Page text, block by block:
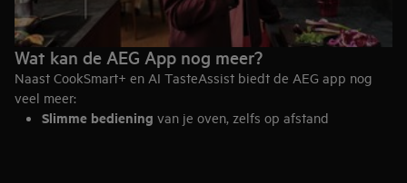
Energiebesparende instellingen zoals Eco Preheat en
restwarmte
Ondersteuning voor gezonde, plantaardige gerechten
Geïntegreerde tips voor energiezuinig koken
CookSmart Touch+ biedt precisie, eenvoud en innovatie in één
display.
Wat kan de AEG App nog meer?
Naast CookSmart+ en AI TasteAssist biedt de AEG app nog
veel meer:
Slimme bediening van je oven, zelfs op afstand